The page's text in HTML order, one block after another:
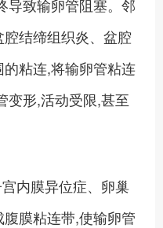
导致输卵管阻塞。邻
结缔组织炎、盆腔
粘连,将输卵管粘连
变形,活动受限,甚至
内膜异位症、卵巢
膜粘连带,使输卵管